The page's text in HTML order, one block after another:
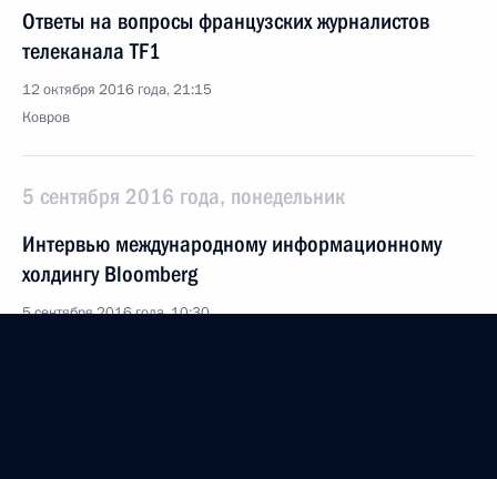
Ответы на вопросы французских журналистов
телеканала TF1
12 октября 2016 года, 21:15
Ковров
5 сентября 2016 года, понедельник
Интервью международному информационному
холдингу Bloomberg
5 сентября 2016 года, 10:30